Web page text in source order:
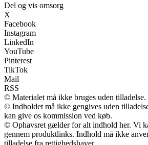
Del og vis omsorg
X
Facebook
Instagram
LinkedIn
YouTube
Pinterest
TikTok
Mail
RSS
© Materialet må ikke bruges uden tilladelse.
© Indholdet må ikke gengives uden
kan give os kommission ved køb.
© Ophavsret gælder for alt indhold her. Vi
gennem produktlinks. Indhold må ikke
tilladelse fra rettighedshaver.